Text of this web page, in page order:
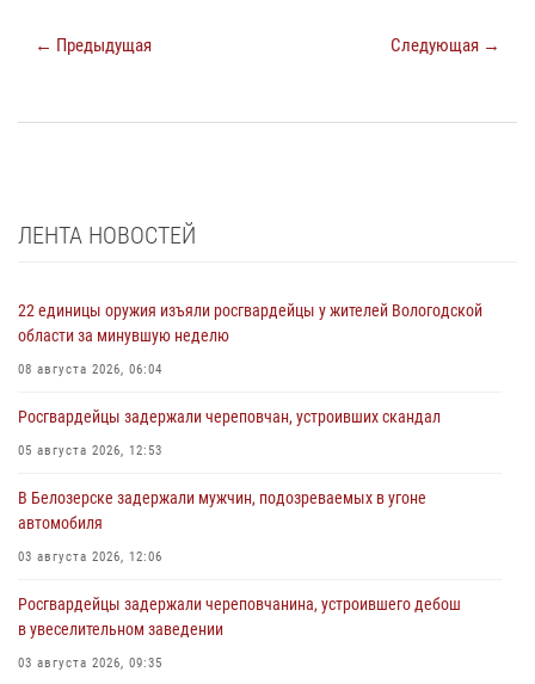
← Предыдущая Следующая →
ЛЕНТА НОВОСТЕЙ
22 единицы оружия изъяли росгвардейцы у жителей Вологодской
области за минувшую неделю
08 августа 2026, 06:04
Росгвардейцы задержали череповчан, устроивших скандал
05 августа 2026, 12:53
В Белозерске задержали мужчин, подозреваемых в угоне
автомобиля
03 августа 2026, 12:06
Росгвардейцы задержали череповчанина, устроившего дебош
в увеселительном заведении
03 августа 2026, 09:35